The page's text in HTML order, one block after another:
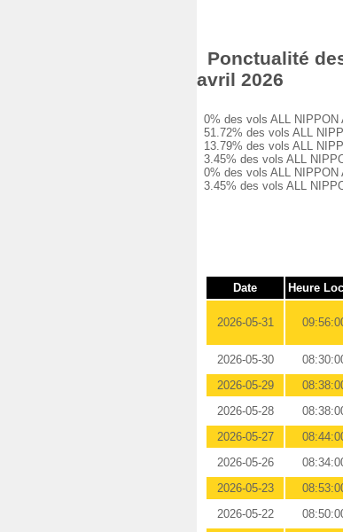
Ponctualité
avril 2026
0% des vols ALL NIPPON
51.72% des vols ALL
13.79% des vols ALL
3.45% des vols ALL
0% des vols ALL NIPPON
3.45% des vols ALL
Date Heure
2026-05-31
2026-05-30
2026-05-29
2026-05-28
2026-05-27
2026-05-26
2026-05-23
2026-05-22